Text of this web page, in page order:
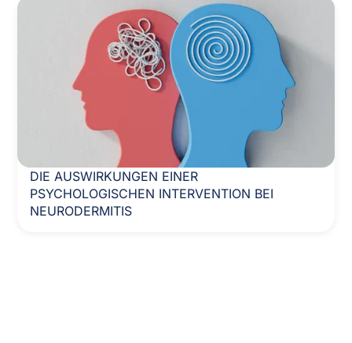
DIE AUSWIRKUNGEN EINER
PSYCHOLOGISCHEN INTERVENTION BEI
NEURODERMITIS